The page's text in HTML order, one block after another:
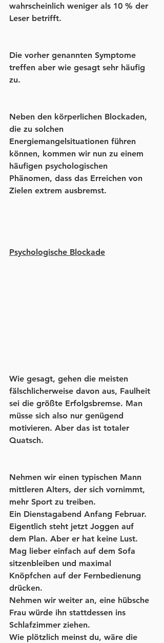
wahrscheinlich weniger als 10 % der
Leser betrifft.
Die vorher genannten Symptome
treffen aber wie gesagt sehr häufig
zu.
Neben den körperlichen Blockaden,
die zu solchen
Energiemangelsituationen führen
können, kommen wir nun zu einem
häufigen psychologischen
Phänomen, dass das Erreichen von
Zielen extrem ausbremst.
Psychologische Blockade
Wie gesagt, gehen die meisten
fälschlicherweise davon aus, Faulheit
sei die größte Erfolgsbremse. Man
müsse sich also nur genügend
motivieren. Aber das ist totaler
Quatsch.
Nehmen wir einen typischen Mann
mittleren Alters, der sich vornimmt,
mehr Sport zu treiben.
Ein Dienstagabend Anfang Februar.
Eigentlich steht jetzt Joggen auf
dem Plan. Aber er hat keine Lust.
Mag lieber einfach auf dem Sofa
sitzenbleiben und maximal
Knöpfchen auf der Fernbedienung
drücken.
Nehmen wir weiter an, eine hübsche
Frau würde ihn stattdessen ins
Schlafzimmer ziehen.
Wie plötzlich meinst du, wäre die